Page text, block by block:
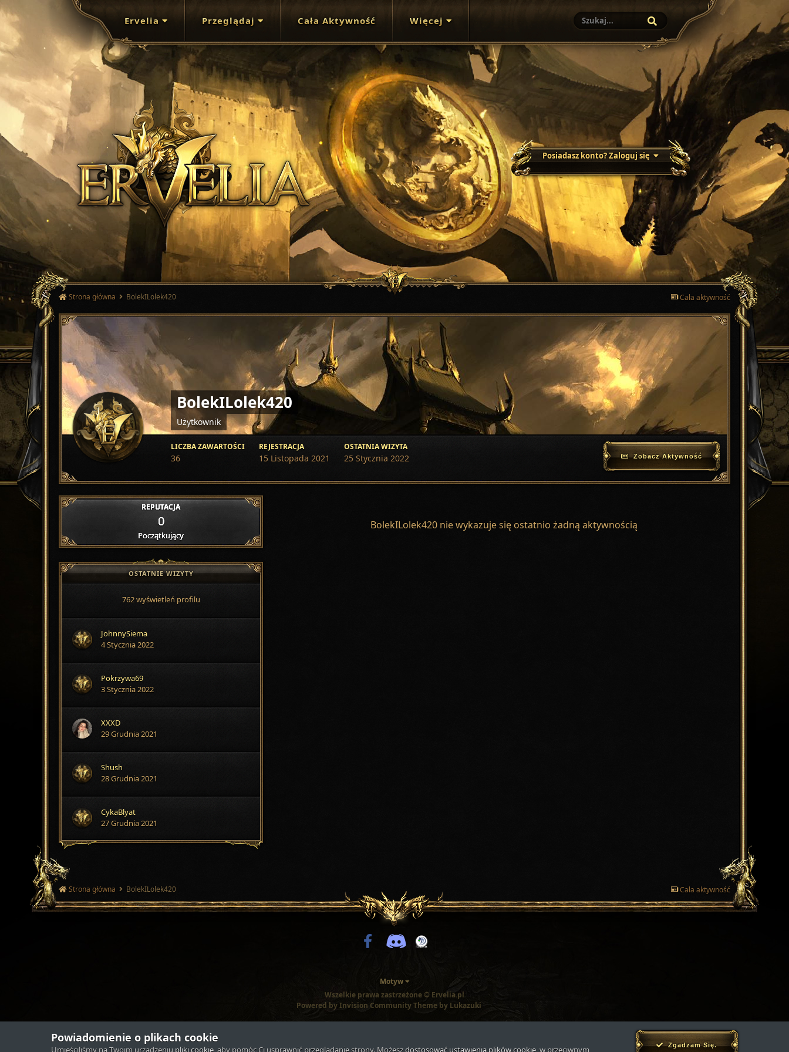
Posiadasz konto? Zaloguj się
Ervelia Przeglądaj Cała Aktywność Więcej
Cała aktywność
Strona główna BolekILolek420
BolekILolek420
Użytkownik
Zobacz Aktywność
LICZBA ZAWARTOŚCI
36
REJESTRACJA
15 Listopada 2021
OSTATNIA WIZYTA
25 Stycznia 2022
REPUTACJA
0
Początkujący
OSTATNIE WIZYTY
762 wyświetleń profilu
JohnnySiema
4 Stycznia 2022
Pokrzywa69
3 Stycznia 2022
XXXD
29 Grudnia 2021
Shush
28 Grudnia 2021
CykaBlyat
27 Grudnia 2021
BolekILolek420 nie wykazuje się ostatnio żadną aktywnością
Cała aktywność
Strona główna BolekILolek420
Motyw
Wszelkie prawa zastrzeżone © Ervelia.pl
Powered by Invision Community Theme by Lukazuki
Powiadomienie o plikach cookie
Umieściliśmy na Twoim urządzeniu pliki cookie , aby pomóc Ci usprawnić przeglądanie strony. Możeszdostosować ustawienia plików cookie , w przeciwnym Zgadzam Się.